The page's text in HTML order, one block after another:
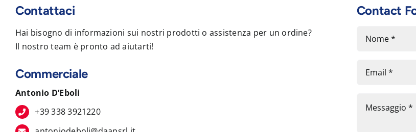
Contattaci
Hai bisogno di informazioni sui nostri prodotti o assistenza per un ordine?
Il nostro team è pronto ad aiutarti!
Commerciale
Antonio D’Eboli
+39 338 3921220
Contact